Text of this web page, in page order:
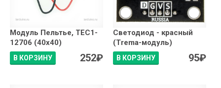
Модуль Пельтье, TEC1-
12706 (40x40)
В КОРЗИНУ 252₽
Светодиод - красный
(Trema-модуль)
В КОРЗИНУ 95₽